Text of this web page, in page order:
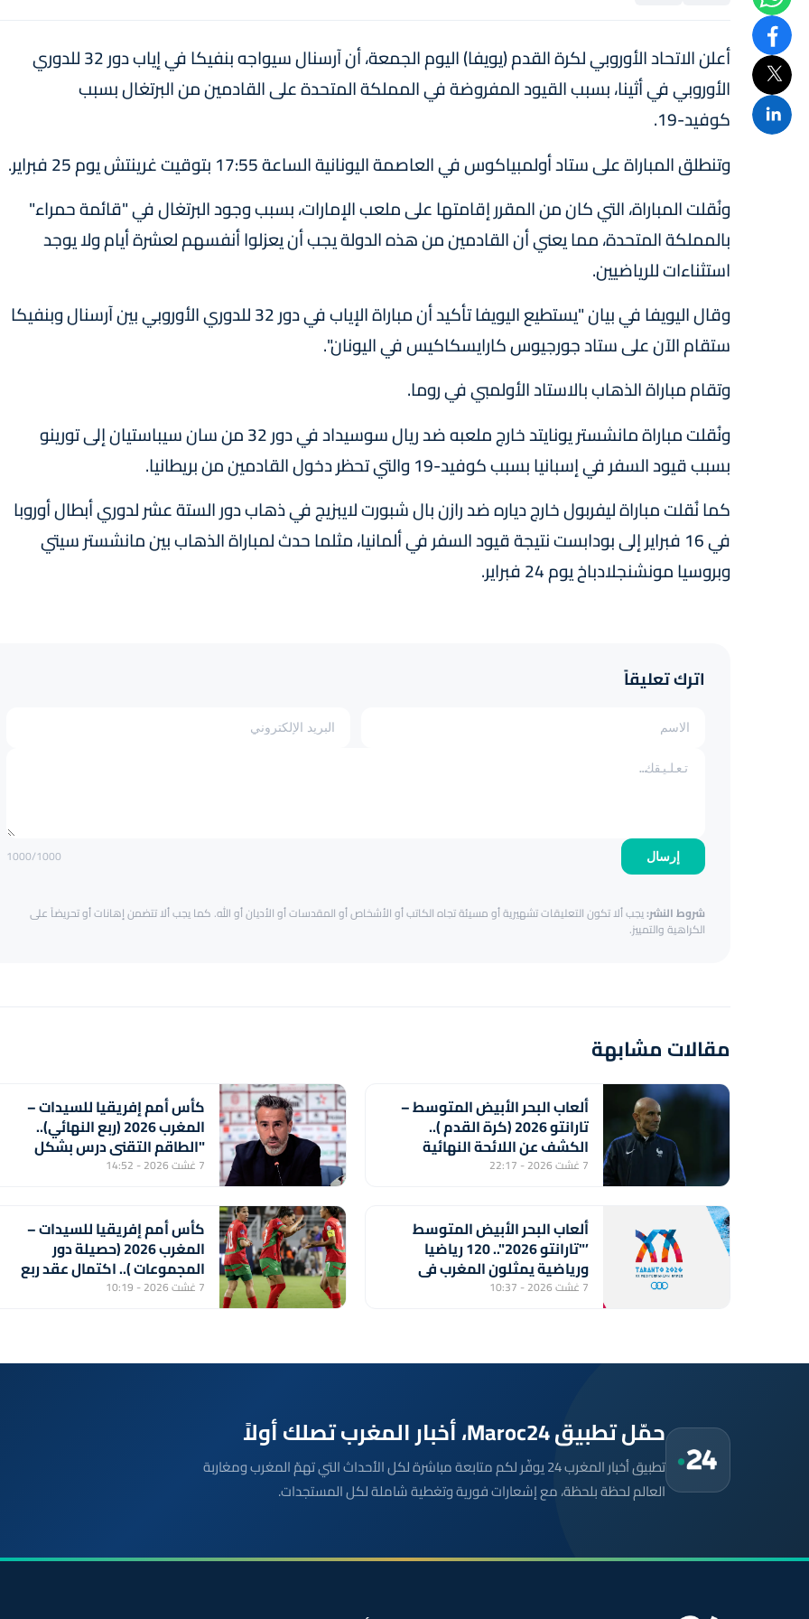
أعلن الاتحاد الأوروبي لكرة القدم (يويفا) اليوم الجمعة، أن آرسنال سيواجه بنفيكا في إياب دور 32 للدوري
الأوروبي في أثينا، بسبب القيود المفروضة في المملكة المتحدة على القادمين من البرتغال بسبب
كوفيد-19.
وتنطلق المباراة على ستاد أولمبياكوس في العاصمة اليونانية الساعة 17:55 بتوقيت غرينتش يوم 25 فبراير.
ونُقلت المباراة، التي كان من المقرر إقامتها على ملعب الإمارات، بسبب وجود البرتغال في "قائمة حمراء"
بالمملكة المتحدة، مما يعني أن القادمين من هذه الدولة يجب أن يعزلوا أنفسهم لعشرة أيام ولا يوجد
استثناءات للرياضيين.
وقال اليويفا في بيان "يستطيع اليويفا تأكيد أن مباراة الإياب في دور 32 للدوري الأوروبي بين آرسنال وبنفيكا
ستقام الآن على ستاد جورجيوس كارايسكاكيس في اليونان".
وتقام مباراة الذهاب بالاستاد الأولمبي في روما.
ونُقلت مباراة مانشستر يونايتد خارج ملعبه ضد ريال سوسيداد في دور 32 من سان سيباستيان إلى تورينو
بسبب قيود السفر في إسبانيا بسبب كوفيد-19 والتي تحظر دخول القادمين من بريطانيا.
كما نُقلت مباراة ليفربول خارج دياره ضد رازن بال شبورت لايبزيج في ذهاب دور الستة عشر لدوري أبطال أوروبا
في 16 فبراير إلى بودابست نتيجة قيود السفر في ألمانيا، مثلما حدث لمباراة الذهاب بين مانشستر سيتي
وبروسيا مونشنجلادباخ يوم 24 فبراير.
اترك تعليقاً
إرسال 1000/1000
شروط النشر:يجب ألا تكون التعليقات تشهيرية أو مسيئة تجاه الكاتب أو الأشخاص أو المقدسات أو الأديان أو الله. كما يجب ألا تتضمن إهانات أو تحريضاً على
الكراهية والتمييز.
مقالات مشابهة
ألعاب البحر الأبيض المتوسط –
تارانتو 2026 (كرة القدم )..
الكشف عن اللائحة النهائية
7 غشت 2026 - 22:17
كأس أمم إفريقيا للسيدات –
المغرب 2026 (ربع النهائي)..
"الطاقم التقني درس بشكل
دقيق منتخب جنوب إفريقيا
7 غشت 2026 - 14:52
ألعاب البحر الأبيض المتوسط
’"تارانتو 2026".. 120 رياضيا
ورياضية يمثلون المغرب في
الدورة العشرين
7 غشت 2026 - 10:37
كأس أمم إفريقيا للسيدات –
المغرب 2026 (حصيلة دور
المجموعات ).. اكتمال عقد ربع
النهائي ولبؤات الأطلس أمام
7 غشت 2026 - 10:19
حمّل تطبيق Maroc24، أخبار المغرب تصلك أولاً
تطبيق أخبار المغرب 24 يوفّر لكم متابعة مباشرة لكل الأحداث التي تهمّ المغرب ومغاربة
العالم لحظة بلحظة، مع إشعارات فورية وتغطية شاملة لكل المستجدات.